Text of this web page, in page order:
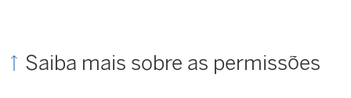
Saiba mais sobre as permissões